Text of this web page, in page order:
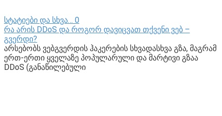
სტატიები და სხვა… 0
რა არის DDoS და როგორ დავიცვათ თქვენი ვებ –
გვერდი?
არსებობს ვებგვერდის ჰაკერების სხვადასხვა გზა, მაგრამ
ერთ-ერთი ყველაზე პოპულარული და მარტივი გზაა
DDoS (განაწილებული